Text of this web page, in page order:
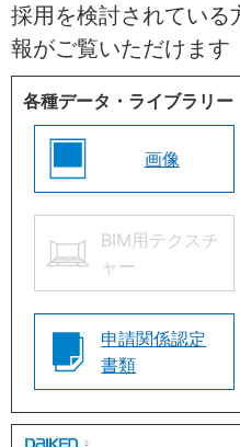
採用を検討されている
報がご覧いただけます
各種データ・ライブラリー
画像
BIM用テクスチ
ャー
申請関係認定
書類